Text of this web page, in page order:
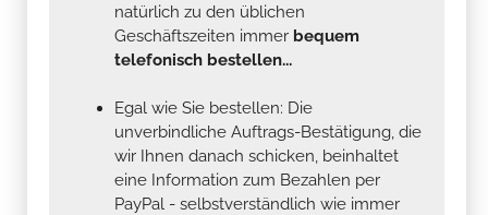
natürlich zu den üblichen
Geschäftszeiten immer bequem
telefonisch bestellen...
Egal wie Sie bestellen: Die
unverbindliche Auftrags-Bestätigung, die
wir Ihnen danach schicken, beinhaltet
eine Information zum Bezahlen per
PayPal - selbstverständlich wie immer